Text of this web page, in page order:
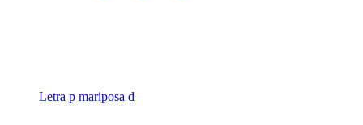
Letra p mariposa d